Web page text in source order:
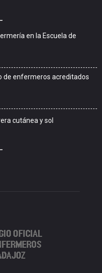
en la Escuela de
de enfermeros acreditados
cutánea y sol